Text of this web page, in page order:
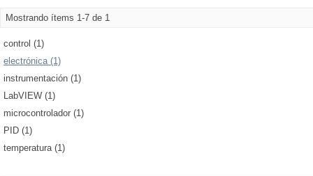
Mostrando ítems 1-7 de 1
control (1)
electrónica (1)
instrumentación (1)
LabVIEW (1)
microcontrolador (1)
PID (1)
temperatura (1)